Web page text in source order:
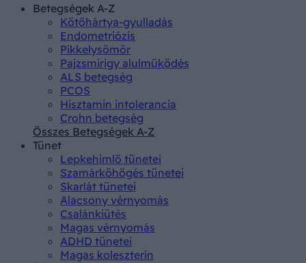
Betegségek A-Z
Kötőhártya-gyulladás
Endometriózis
Pikkelysömör
Pajzsmirigy alulműködés
ALS betegség
PCOS
Hisztamin intolerancia
Crohn betegség
Összes Betegségek A-Z
Tünet
Lepkehimlő tünetei
Szamárköhögés tünetei
Skarlát tünetei
Alacsony vérnyomás
Csalánkiütés
Magas vérnyomás
ADHD tünetei
Magas koleszterin